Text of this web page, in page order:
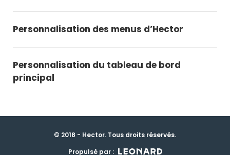
Personnalisation des menus d’Hector
Personnalisation du tableau de bord
principal
© 2018 - Hector. Tous droits réservés.
Propulsé par :